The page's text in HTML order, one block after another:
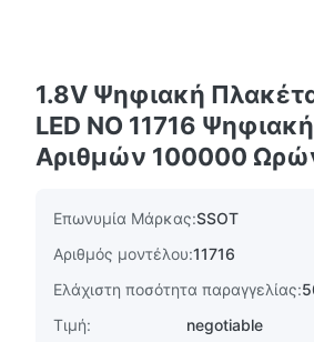
1.8V Ψηφιακή
LED NO 11716
Αριθμών 100000
Επωνυμία Μάρκας:SSOT
Αριθμός μοντέλου:11716
Ελάχιστη ποσότητα παραγγελίας:
Τιμή:
negotiable